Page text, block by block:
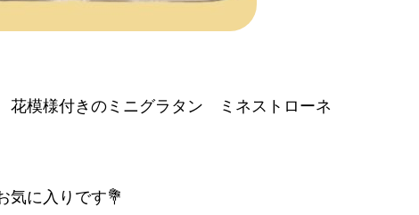
模様付きのミニグラタン ミネストローネ
気に入りです💐